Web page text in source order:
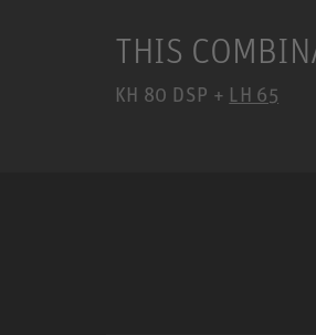
THIS
KH 80 DSP + LH 65